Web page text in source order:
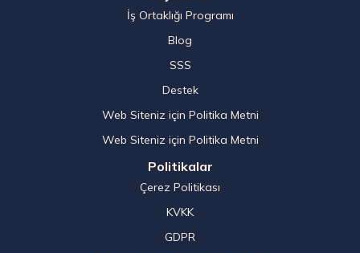
İş Ortaklığı Programı
Blog
SSS
Destek
Web Siteniz için Politika Metni
Web Siteniz için Politika Metni
Politikalar
Çerez Politikası
KVKK
GDPR